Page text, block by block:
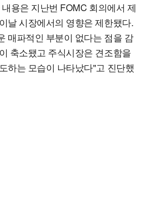
용은 지난번 FOMC 회의에서 제
날 시장에서의 영향은 제한됐다.
매파적인 부분이 없다는 점을 감
축소됐고 주식시장은 견조함을
하는 모습이 나타났다"고 진단했